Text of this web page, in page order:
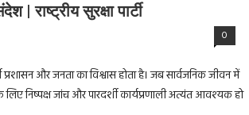
| राष्ट्रीय सुरक्षा पार्टी
0
प्रशासन और जनता का विश्वास होता है। जब सार्वजनिक जीवन में
निष्पक्ष जांच और पारदर्शी कार्यप्रणाली अत्यंत आवश्यक हो